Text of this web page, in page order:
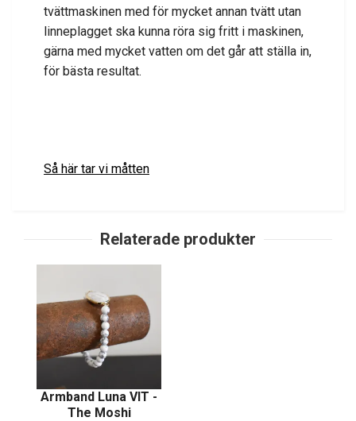
tvättmaskinen med för mycket annan tvätt utan
linneplagget ska kunna röra sig fritt i maskinen,
gärna med mycket vatten om det går att ställa in,
för bästa resultat.
Så här tar vi måtten
Armband Luna VIT -
The Moshi